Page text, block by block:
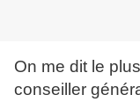
On me dit le
conseiller